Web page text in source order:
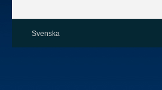
Svenska